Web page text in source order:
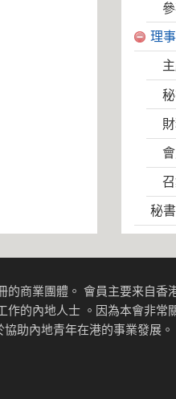
理
秘
的商業團體。 會員主要来自
作的內地人士 。因為本會非常
助內地青年在港的事業發展。